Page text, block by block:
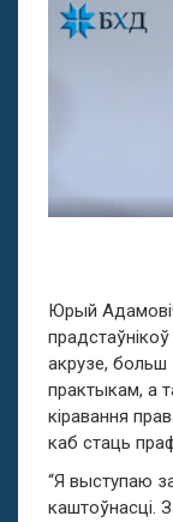
Юрый
акрузе, больш
практыкам, а
кіравання
каб стаць
“Я выступаю
каштоўнасці.